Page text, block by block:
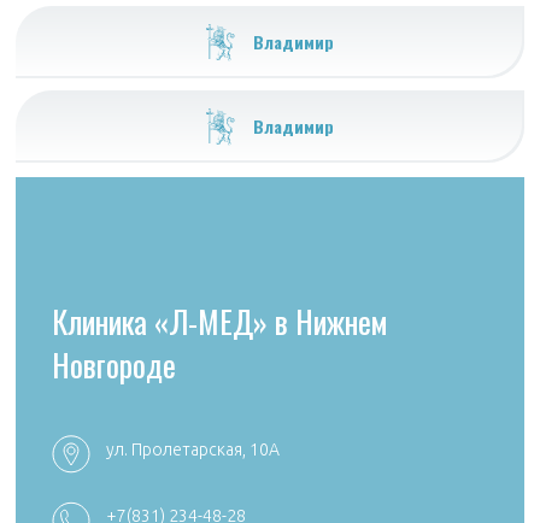
Владимир
Владимир
+7 (4922) 38-30-00 +7 (4922) 44-24-78
Клиника «Л-МЕД» в Нижнем
Новгороде
ул. Пролетарская, 10А
+7(831) 234-48-28